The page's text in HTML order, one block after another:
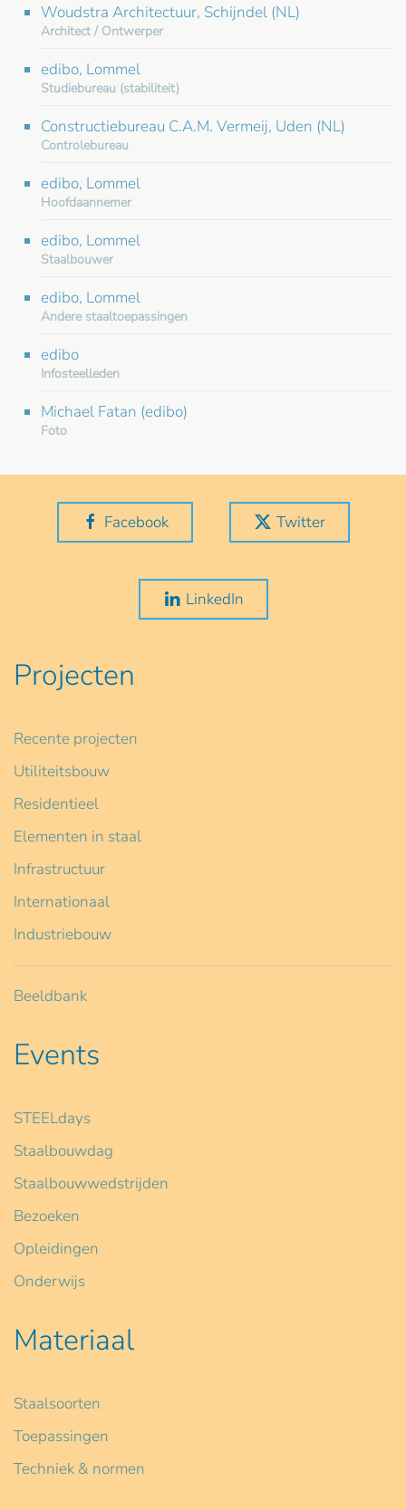
Woudstra Architectuur, Schijndel (NL)
Architect / Ontwerper
edibo, Lommel
Studiebureau (stabiliteit)
Constructiebureau C.A.M. Vermeij, Uden (NL)
Controlebureau
edibo, Lommel
Hoofdaannemer
edibo, Lommel
Staalbouwer
edibo, Lommel
Andere staaltoepassingen
edibo
Infosteelleden
Michael Fatan (edibo)
Foto
Facebook Twitter
LinkedIn
Projecten
Recente projecten
Utiliteitsbouw
Residentieel
Elementen in staal
Infrastructuur
Internationaal
Industriebouw
Beeldbank
Events
STEELdays
Staalbouwdag
Staalbouwwedstrijden
Bezoeken
Opleidingen
Onderwijs
Materiaal
Staalsoorten
Toepassingen
Techniek & normen